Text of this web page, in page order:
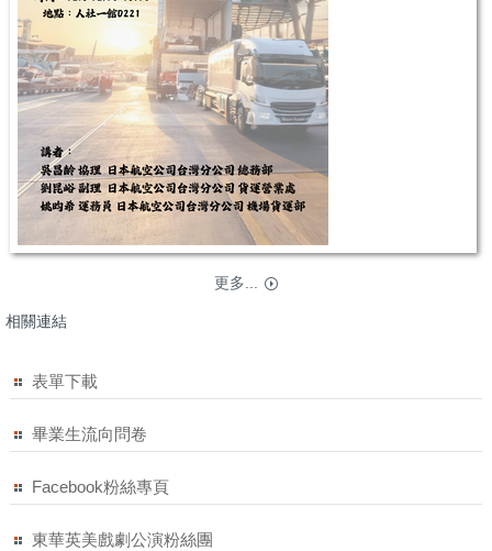
更多...
相關連結
表單下載
畢業生流向問卷
Facebook粉絲專頁
東華英美戲劇公演粉絲團